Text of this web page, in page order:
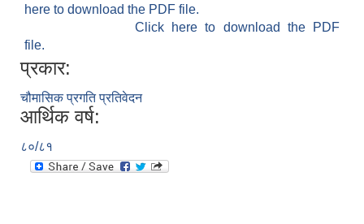
here to download the PDF file.
Click here to download the PDF
file.
प्रकार:
चौमासिक प्रगति प्रतिवेदन
आर्थिक वर्ष:
८०/८१